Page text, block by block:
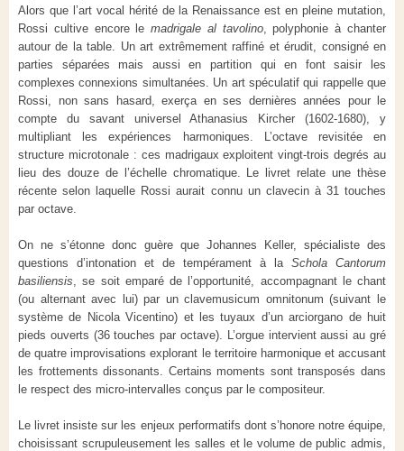
Alors que l’art vocal hérité de la Renaissance est en pleine mutation,
Rossi cultive encore lemadrigale al tavolino, polyphonie à chanter
autour de la table. Un art extrêmement raffiné et érudit, consigné en
parties séparées mais aussi en partition qui en font saisir les
complexes connexions simultanées. Un art spéculatif qui rappelle que
Rossi, non sans hasard, exerça en ses dernières années pour le
compte du savant universel Athanasius Kircher (1602-1680), y
multipliant les expériences harmoniques. L’octave revisitée en
structure microtonale : ces madrigaux exploitent vingt-trois degrés au
lieu des douze de l’échelle chromatique. Le livret relate une thèse
récente selon laquelle Rossi aurait connu un clavecin à 31 touches
par octave.
On ne s’étonne donc guère que Johannes Keller, spécialiste des
questions d’intonation et de tempérament à la Schola Cantorum
basiliensis , se soit emparé de l’opportunité, accompagnant le chant
(ou alternant avec lui) par un clavemusicum omnitonum (suivant le
système de Nicola Vicentino) et les tuyaux d’un arciorgano de huit
pieds ouverts (36 touches par octave). L’orgue intervient aussi au gré
de quatre improvisations explorant le territoire harmonique et accusant
les frottements dissonants. Certains moments sont transposés dans
le respect des micro-intervalles conçus par le compositeur.
Le livret insiste sur les enjeux performatifs dont s’honore notre équipe,
choisissant scrupuleusement les salles et le volume de public admis,